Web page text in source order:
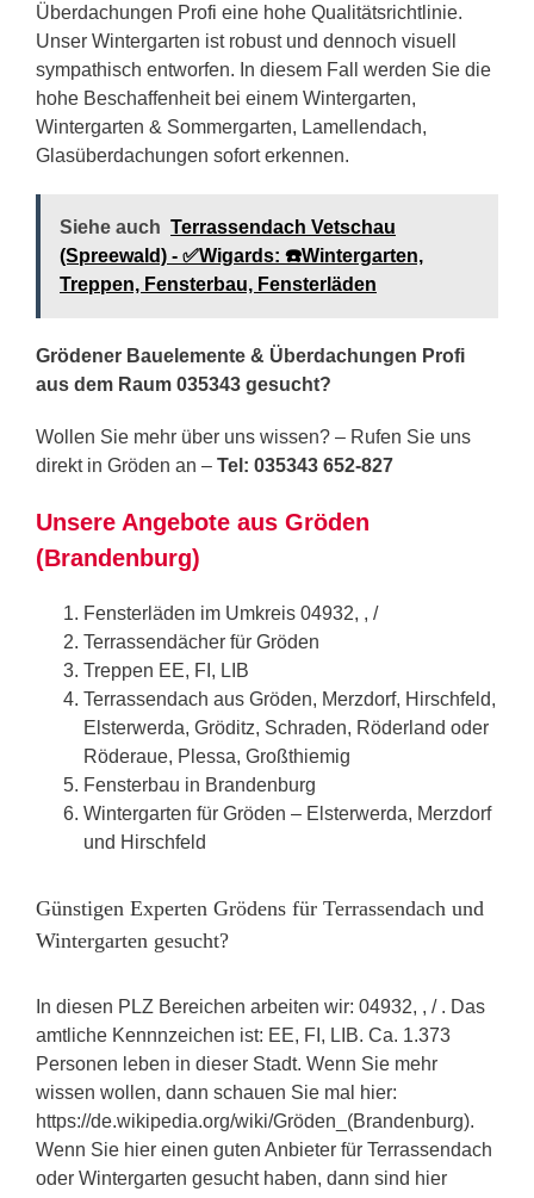
Überdachungen Profi eine hohe Qualitätsrichtlinie.
Unser Wintergarten ist robust und dennoch visuell
sympathisch entworfen. In diesem Fall werden Sie die
hohe Beschaffenheit bei einem Wintergarten,
Wintergarten & Sommergarten, Lamellendach,
Glasüberdachungen sofort erkennen.
Siehe auch Terrassendach Vetschau
(Spreewald) - ✅Wigards: ☎️Wintergarten,
Treppen, Fensterbau, Fensterläden
Grödener Bauelemente & Überdachungen Profi
aus dem Raum 035343 gesucht?
Wollen Sie mehr über uns wissen? – Rufen Sie uns
direkt in Gröden an – Tel: 035343 652-827
Unsere Angebote aus Gröden
(Brandenburg)
Fensterläden im Umkreis 04932, , /
Terrassendächer für Gröden
Treppen EE, FI, LIB
Terrassendach aus Gröden, Merzdorf, Hirschfeld,
Elsterwerda, Gröditz, Schraden, Röderland oder
Röderaue, Plessa, Großthiemig
Fensterbau in Brandenburg
Wintergarten für Gröden – Elsterwerda, Merzdorf
und Hirschfeld
Günstigen Experten Grödens für Terrassendach und
Wintergarten gesucht?
In diesen PLZ Bereichen arbeiten wir: 04932, , / . Das
amtliche Kennnzeichen ist: EE, FI, LIB. Ca. 1.373
Personen leben in dieser Stadt. Wenn Sie mehr
wissen wollen, dann schauen Sie mal hier:
https://de.wikipedia.org/wiki/Gröden_(Brandenburg).
Wenn Sie hier einen guten Anbieter für Terrassendach
oder Wintergarten gesucht haben, dann sind hier